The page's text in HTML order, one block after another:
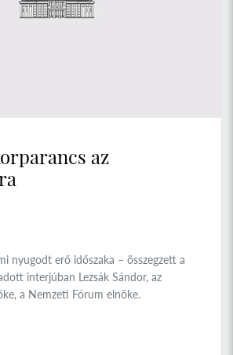
az
nyugodt erő időszaka – összegzett a
interjúban Lezsák Sándor, az
a Nemzeti Fórum elnöke.